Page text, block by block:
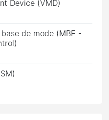
Device (VMD)
base de mode (MBE -